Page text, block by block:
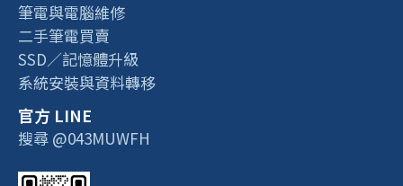
筆電與電腦維修
二手筆電買賣
SSD／記憶體升級
系統安裝與資料轉移
官方 LINE
搜尋 @043MUWFH